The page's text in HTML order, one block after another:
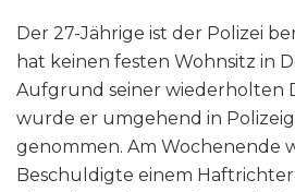
Der 27-Jährige ist der Polizei
hat keinen festen Wohnsitz in
Aufgrund seiner wiederholten
wurde er umgehend in
genommen. Am Wochenende
Beschuldigte einem